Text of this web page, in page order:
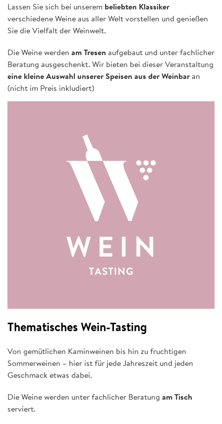
Lassen Sie sich bei unserem beliebten Klassiker
verschiedene Weine aus aller Welt vorstellen und genießen
Sie die Vielfalt der Weinwelt.
Die Weine werden am Tresen aufgebaut und unter fachlicher
Beratung ausgeschenkt. Wir bieten bei dieser Veranstaltung
eine kleine Auswahl unserer Speisen aus der Weinbaran
(nicht im Preis inkludiert)
Thematisches Wein-Tasting
Von gemütlichen Kaminweinen bis hin zu fruchtigen
Sommerweinen – hier ist für jede Jahreszeit und jeden
Geschmack etwas dabei.
Die Weine werden unter fachlicher Beratung am Tisch
serviert.